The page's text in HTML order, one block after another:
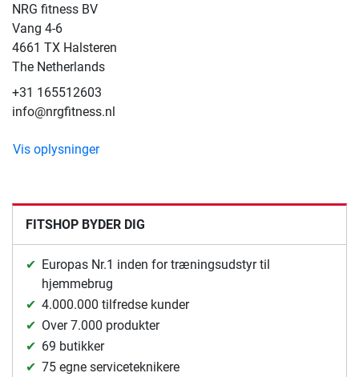
NRG fitness BV
Vang 4-6
4661 TX Halsteren
The Netherlands
+31 165512603
info@nrgfitness.nl
Vis oplysninger
FITSHOP BYDER DIG
Europas Nr.1 inden for træningsudstyr til
hjemmebrug
4.000.000 tilfredse kunder
Over 7.000 produkter
69 butikker
75 egne serviceteknikere